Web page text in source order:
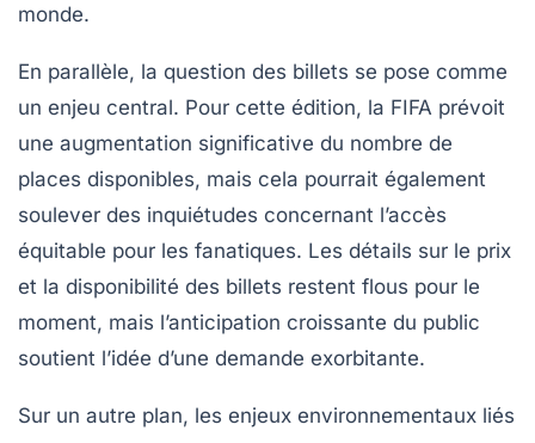
monde.
En parallèle, la question des billets se pose comme
un enjeu central. Pour cette édition, la FIFA prévoit
une augmentation significative du nombre de
places disponibles, mais cela pourrait également
soulever des inquiétudes concernant l’accès
équitable pour les fanatiques. Les détails sur le prix
et la disponibilité des billets restent flous pour le
moment, mais l’anticipation croissante du public
soutient l’idée d’une demande exorbitante.
Sur un autre plan, les enjeux environnementaux liés